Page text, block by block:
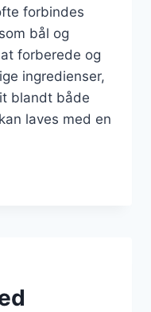
forbindes
bål og
forberede og
ingredienser,
blandt både
laves med en